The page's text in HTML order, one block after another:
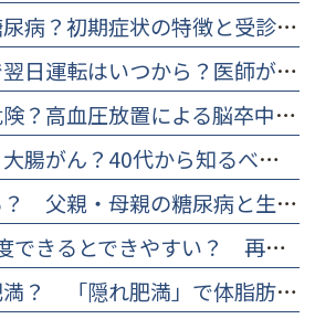
足裏のしびれは糖尿病？初期症状の特徴と受診を迷う方への改善策
胃カメラ鎮静剤で翌日運転はいつから？医師が教える安全基準と判断法
自覚症状なしは危険？高血圧放置による脳卒中・心筋梗塞リスクと受診目安
血便の原因は痔？大腸がん？40代から知るべき違いと痛くない検査
糖尿病は遺伝する？ 父親・母親の糖尿病と生活習慣の重要性
大腸ポリープは1度できるとできやすい？ 再発率と再発防止について
痩せているのに肥満？ 「隠れ肥満」で体脂肪率を下げる食事や対策について